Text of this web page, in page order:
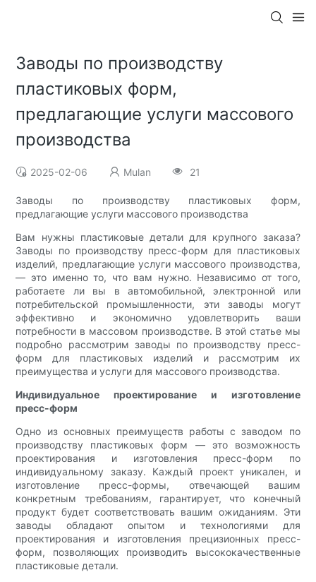
Заводы по производству
пластиковых форм,
предлагающие услуги массового
производства
2025-02-06 Mulan 21
Заводы по производству пластиковых форм,
предлагающие услуги массового производства
Вам нужны пластиковые детали для крупного заказа?
Заводы по производству пресс-форм для пластиковых
изделий, предлагающие услуги массового производства,
— это именно то, что вам нужно. Независимо от того,
работаете ли вы в автомобильной, электронной или
потребительской промышленности, эти заводы могут
эффективно и экономично удовлетворить ваши
потребности в массовом производстве. В этой статье мы
подробно рассмотрим заводы по производству пресс-
форм для пластиковых изделий и рассмотрим их
преимущества и услуги для массового производства.
Индивидуальное проектирование и изготовление
пресс-форм
Одно из основных преимуществ работы с заводом по
производству пластиковых форм — это возможность
проектирования и изготовления пресс-форм по
индивидуальному заказу. Каждый проект уникален, и
изготовление пресс-формы, отвечающей вашим
конкретным требованиям, гарантирует, что конечный
продукт будет соответствовать вашим ожиданиям. Эти
заводы обладают опытом и технологиями для
проектирования и изготовления прецизионных пресс-
форм, позволяющих производить высококачественные
пластиковые детали.